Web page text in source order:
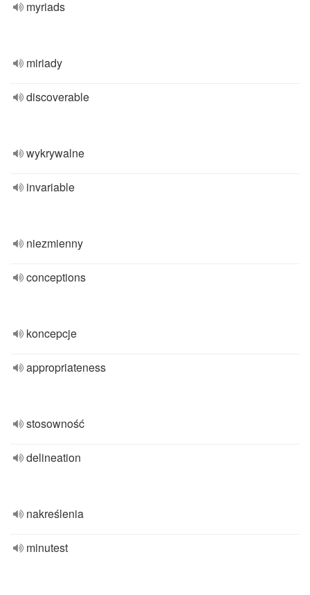
myriads
miriady
discoverable
wykrywalne
invariable
niezmienny
conceptions
koncepcje
appropriateness
stosowność
delineation
nakreślenia
minutest